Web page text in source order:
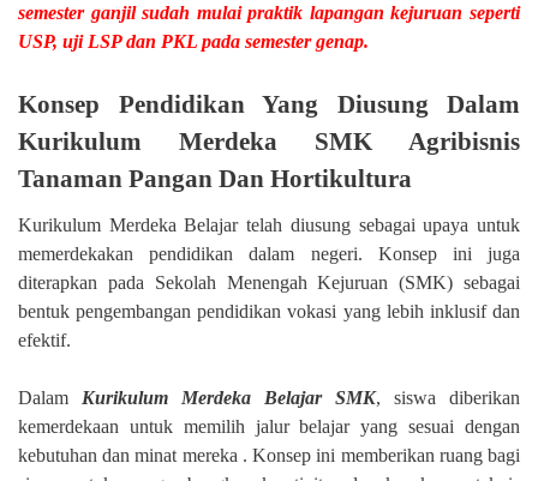
semester ganjil sudah mulai praktik lapangan kejuruan seperti
USP, uji LSP dan PKL pada semester genap.
Konsep Pendidikan Yang Diusung Dalam
Kurikulum Merdeka SMK Agribisnis
Tanaman Pangan Dan Hortikultura
Kurikulum Merdeka Belajar telah diusung sebagai upaya untuk
memerdekakan pendidikan dalam negeri. Konsep ini juga
diterapkan pada Sekolah Menengah Kejuruan (SMK) sebagai
bentuk pengembangan pendidikan vokasi yang lebih inklusif dan
efektif.
Dalam Kurikulum Merdeka Belajar SMK, siswa diberikan
kemerdekaan untuk memilih jalur belajar yang sesuai dengan
kebutuhan dan minat mereka . Konsep ini memberikan ruang bagi